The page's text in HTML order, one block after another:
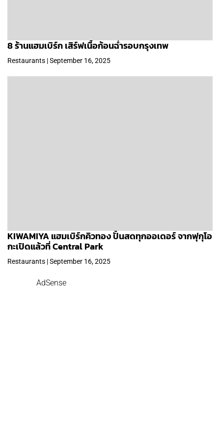
8 ร้านแฮมเบิร์ก เสิร์ฟเนื้อก้อนฉ่ำรอบกรุงเทพ
Restaurants | September 16, 2025
KIWAMIYA แฮมเบิร์กคิวทอง ปั้นสดทุกออเดอร์ จากฟุกุโอ
กะเปิดแล้วที่ Central Park
Restaurants | September 16, 2025
AdSense